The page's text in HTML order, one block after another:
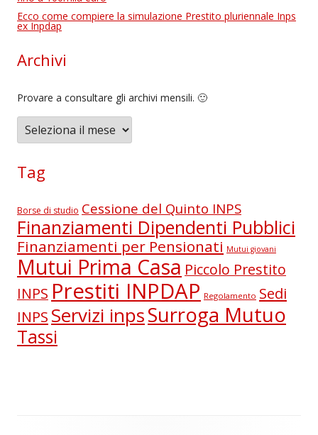
:Ecco come compiere la simulazione Prestito pluriennale Inps
ex Inpdap
Archivi
Provare a consultare gli archivi mensili. 🙂
r
h
v
Tag
Borse di studio Cessione del Quinto INPS
Finanziamenti Dipendenti Pubblici
Finanziamenti per Pensionati Mutui giovani
Mutui Prima Casa Piccolo Prestito
INPS Prestiti INPDAP Regolamento Sedi
INPS Servizi inpsSurroga Mutuo
Tassi